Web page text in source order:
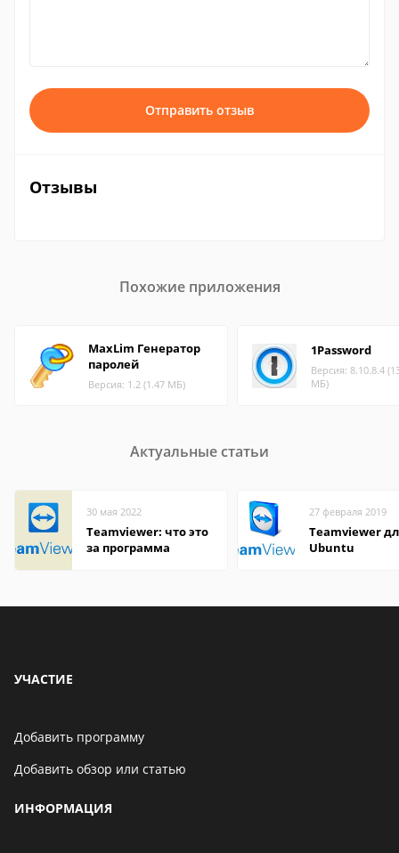
Отправить отзыв
Отзывы
Похожие приложения
MaxLim Генератор
паролей
Версия: 1.2 (1.47 МБ)
1Password
Версия: 8.10.8.4
МБ)
Актуальные статьи
30 мая 2022
Teamviewer: что это
за программа
27 февраля 2019
Teamviewer
Ubuntu
УЧАСТИЕ
Добавить программу
Добавить обзор или статью
ИНФОРМАЦИЯ